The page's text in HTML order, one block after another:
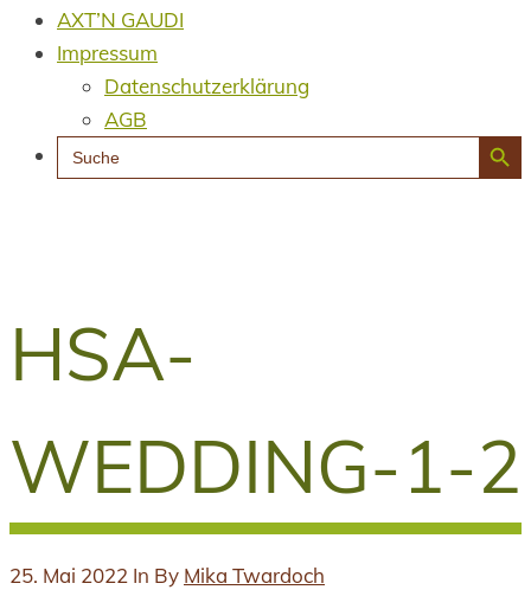
AXT’N GAUDI
Impressum
Datenschutzerklärung
AGB
Search
for:
Search Button
HSA-
WEDDING-1-2
25. Mai 2022 In By Mika Twardoch